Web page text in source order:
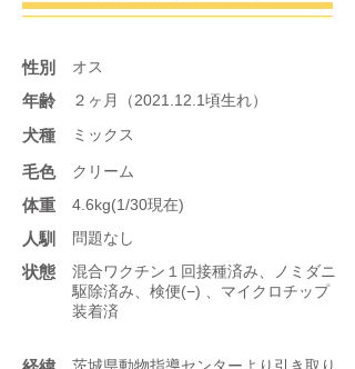
性別 オス
年齢 ２ヶ月（2021.12.1頃生れ）
​犬種 ミックス
​毛色 クリーム
体重 4.6kg(1/30現在)
人馴 問題なし
状態
混合ワクチン１回接種済み、ノミダニ
駆除済み、検便(−) 、マイクロチップ
装着済